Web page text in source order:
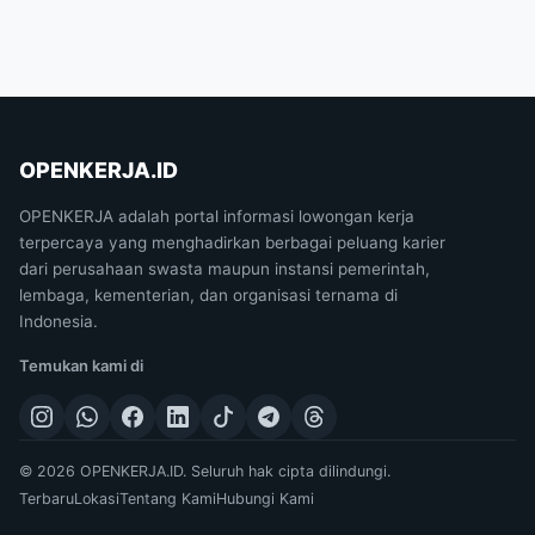
OPENKERJA.ID
OPENKERJA adalah portal informasi lowongan kerja
terpercaya yang menghadirkan berbagai peluang karier
dari perusahaan swasta maupun instansi pemerintah,
lembaga, kementerian, dan organisasi ternama di
Indonesia.
Temukan kami di
© 2026 OPENKERJA.ID. Seluruh hak cipta dilindungi.
TerbaruLokasiTentang KamiHubungi Kami